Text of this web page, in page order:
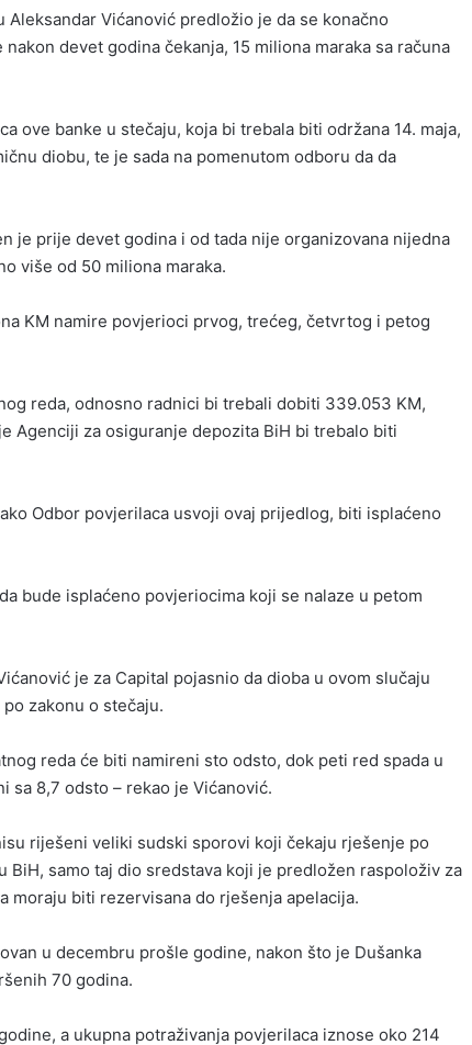
Aleksandar Vićanović predložio je da se konačno
devet godina čekanja, 15 miliona maraka sa računa
ove banke u stečaju, koja bi trebala biti održana 14. maja,
diobu, te je sada na pomenutom odboru da da
je prije devet godina i od tada nije organizovana nijedna
više od 50 miliona maraka.
KM namire povjerioci prvog, trećeg, četvrtog i petog
reda, odnosno radnici bi trebali dobiti 339.053 KM,
Agenciji za osiguranje depozita BiH bi trebalo biti
Odbor povjerilaca usvoji ovaj prijedlog, biti isplaćeno
bude isplaćeno povjeriocima koji se nalaze u petom
je za Capital pojasnio da dioba u ovom slučaju
zakonu o stečaju.
reda će biti namireni sto odsto, dok peti red spada u
sa 8,7 odsto – rekao je Vićanović.
riješeni veliki sudski sporovi koji čekaju rješenje po
BiH, samo taj dio sredstava koji je predložen raspoloživ za
moraju biti rezervisana do rješenja apelacija.
u decembru prošle godine, nakon što je Dušanka
70 godina.
a ukupna potraživanja povjerilaca iznose oko 214